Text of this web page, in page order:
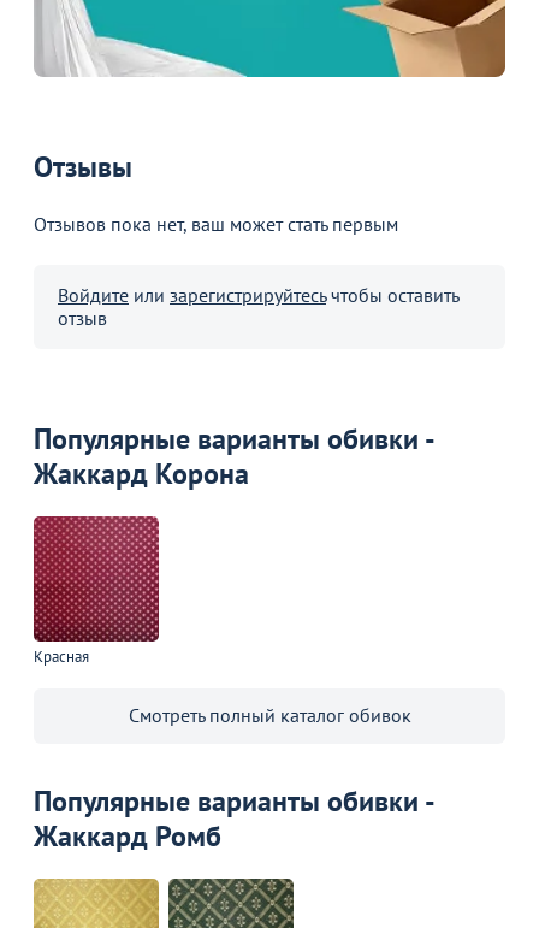
Отзывы
Отзывов пока нет, ваш может стать первым
Войдите или зарегистрируйтесьчтобы оставить
отзыв
Популярные варианты обивки -
Жаккард Корона
Красная
Смотреть полный каталог обивок
Популярные варианты обивки -
Жаккард Ромб
В корзину В корзину
Акции для вас
Больше не показывать это окно